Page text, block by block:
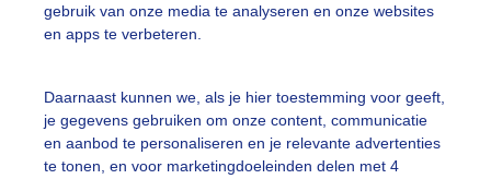
gebruik van onze media te analyseren en onze websites
en apps te verbeteren.
Daarnaast kunnen we, als je hier toestemming voor geeft,
je gegevens gebruiken om onze content, communicatie
en aanbod te personaliseren en je relevante advertenties
te tonen, en voor marketingdoeleinden delen met 4